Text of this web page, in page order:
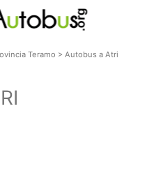
Teramo >Autobus a Atri